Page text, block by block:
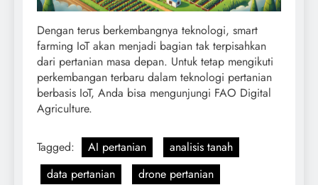
Dengan terus berkembangnya teknologi, smart
farming IoT akan menjadi bagian tak terpisahkan
dari pertanian masa depan. Untuk tetap mengikuti
perkembangan terbaru dalam teknologi pertanian
berbasis IoT, Anda bisa mengunjungi FAO Digital
Agriculture.
Tagged: AI pertanian
analisis tanah
data pertanian
drone pertanian